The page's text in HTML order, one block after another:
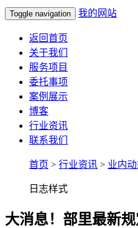
Toggle navigation 我的网站
返回首页
关于我们
服务项目
委托事项
案例展示
博客
行业资讯
联系我们
首页 > 行业资讯 > 业内
日志样式
大消息！部里最新